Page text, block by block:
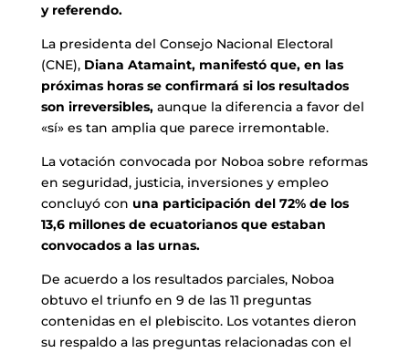
y referendo.
La presidenta del Consejo Nacional Electoral
(CNE), Diana Atamaint, manifestó que, en las
próximas horas se confirmará si los resultados
son irreversibles,aunque la diferencia a favor del
«sí» es tan amplia que parece irremontable.
La votación convocada por Noboa sobre reformas
en seguridad, justicia, inversiones y empleo
concluyó con una participación del 72% de los
13,6 millones de ecuatorianos que estaban
convocados a las urnas.
De acuerdo a los resultados parciales, Noboa
obtuvo el triunfo en 9 de las 11 preguntas
contenidas en el plebiscito. Los votantes dieron
su respaldo a las preguntas relacionadas con el